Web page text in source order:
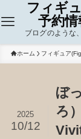
フィギ
予約
ブログのような
ホーム フィギュア
ぼ
ろ
2025
10/12